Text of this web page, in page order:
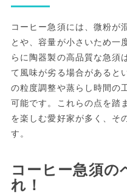
コーヒー急須には、微粉が
とや、容量が小さいため一
らに陶器製の高品質な急須
て風味が劣る場合があると
の粒度調整や蒸らし時間の
可能です。これらの点を踏
を楽しむ愛好家が多く、そ
す。
コーヒー急須の
れ！